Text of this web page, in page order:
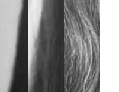
CRISTINA
NARVAEZ
Associée
MATHILDE
FEDERSPIEL
Associée
SARAH
ESTRACH
Associée